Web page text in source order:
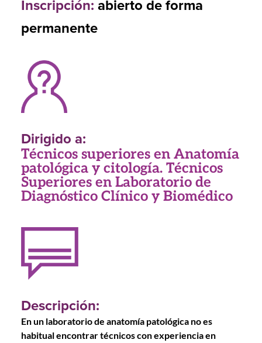
Inscripción:abierto de forma
permanente
Dirigido a:
Técnicos superiores en Anatomía
patológica y citología. Técnicos
Superiores en Laboratorio de
Diagnóstico Clínico y Biomédico
Descripción:
En un laboratorio de anatomía patológica no es
habitual encontrar técnicos con experiencia en